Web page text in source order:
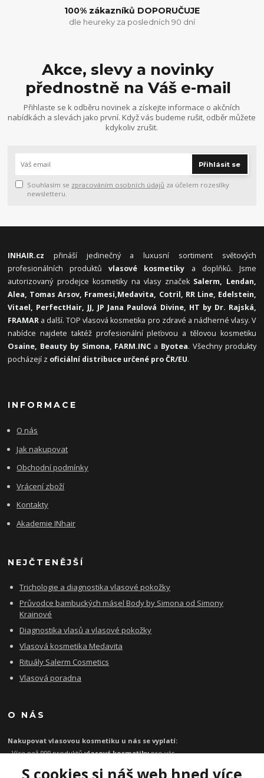
100% zákazníků DOPORUČUJE
dle heureky za posledních 90 dní
Akce, slevy a novinky
přednostně na Váš e-mail
Přihlaste se k odběru novinek a získejte informace o akčních
nabídkách a slevách jako první. Když vás budeme rušit, odběr můžete
kdykoliv zrušit.
Přihlásit se
Souhlasím se zpracováním osobních údajů za účelem rozesílky
newsletteru.
INHAIR.cz přináší jedinečný a luxusní sortiment světových
profesionálních produktůvlasové kosmetiky a doplňků. Jsme
autorizovaný prodejce kosmetiky na vlasy značek Salerm, Lendan,
Alea, Tomas Arsov, Framesi,Medavita, Cotril, RR Line, Edelstein,
Vitael, PerfectHair, JJ, JP Jana Paulová Divine, HT by Dr. Rajská,
FRAMAR a další. TOP vlasová kosmetika pro zdravé a nádherné vlasy. V
nabídce najdete taktéž profesionální pleťovou a tělovou kosmetiku
Osaine, Beauty by Simona, FARM.INC a Byotea. Všechny produkty
pocházejí z oficiální distribuce určené pro ČR/EU.
INFORMACE
O nás
Jak nakupovat
Obchodní podmínky
Vrácení zboží
Kontakty
Akademie INhair
NEJČTENĚJŠÍ
Trichologie a diagnostika vlasové pokožky
Průvodce bambuckých másel Body by Simona od Simony
Krainové
Diagnostika vlasů a vlasové pokožky
Vlasová kosmetika Medavita
Rituály Salerm Cosmetics
Vlasová poradna
O NÁS
Nakupovat vlasovou kosmetiku u nás se vyplatí:
- Více než 999 produktůvlasové kosmetikypro vás
S cookies si náš web hned více